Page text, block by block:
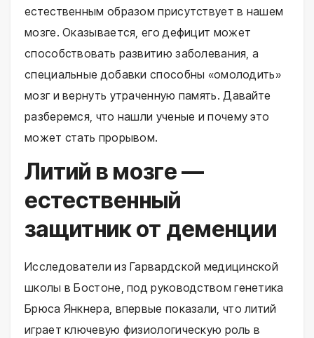
естественным образом присутствует в нашем
мозге. Оказывается, его дефицит может
способствовать развитию заболевания, а
специальные добавки способны «омолодить»
мозг и вернуть утраченную память. Давайте
разберемся, что нашли ученые и почему это
может стать прорывом.
Литий в мозге —
естественный
защитник от деменции
Исследователи из Гарвардской медицинской
школы в Бостоне, под руководством генетика
Брюса Янкнера, впервые показали, что литий
играет ключевую физиологическую роль в